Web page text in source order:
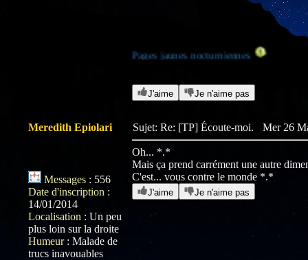
J'aime Je n'aime pas
Meredith Epiolari
Messages : 556
Date d'inscription :
14/01/2014
Localisation : Un peu
plus loin sur la droite
Humeur: Malade de
trucs inavouables
Sujet: Re: [TP] Écoute-moi. Mer 26
Oh... *.*
Mais ça prend carrément une autre
C'est... vous contre le monde *.*
J'aime Je n'aime pas